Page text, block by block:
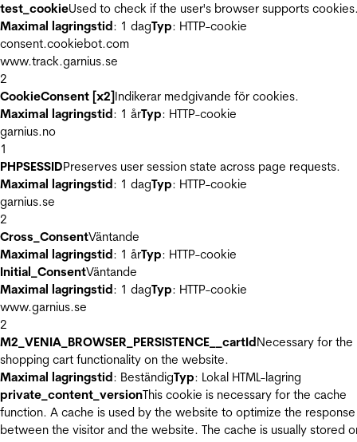
test_cookieUsed to check if the user's browser supports
Maximal lagringstid: 1 dagTyp: HTTP-cookie
consent.cookiebot.com
www.track.garnius.se
2
CookieConsent [x2]Indikerar medgivande för cookies.
Maximal lagringstid: 1 årTyp: HTTP-cookie
garnius.no
1
PHPSESSIDPreserves user session state across page requests.
Maximal lagringstid: 1 dagTyp: HTTP-cookie
garnius.se
2
Cross_ConsentVäntande
Maximal lagringstid: 1 årTyp: HTTP-cookie
Initial_ConsentVäntande
Maximal lagringstid: 1 dagTyp: HTTP-cookie
www.garnius.se
2
M2_VENIA_BROWSER_PERSISTENCE__cartIdNecessary for the
shopping cart functionality on the website.
Maximal lagringstid: BeständigTyp: Lokal HTML-lagring
private_content_versionThis cookie is necessary for the cache
function. A cache is used by the website to optimize the
between the visitor and the website. The cache is usually stored